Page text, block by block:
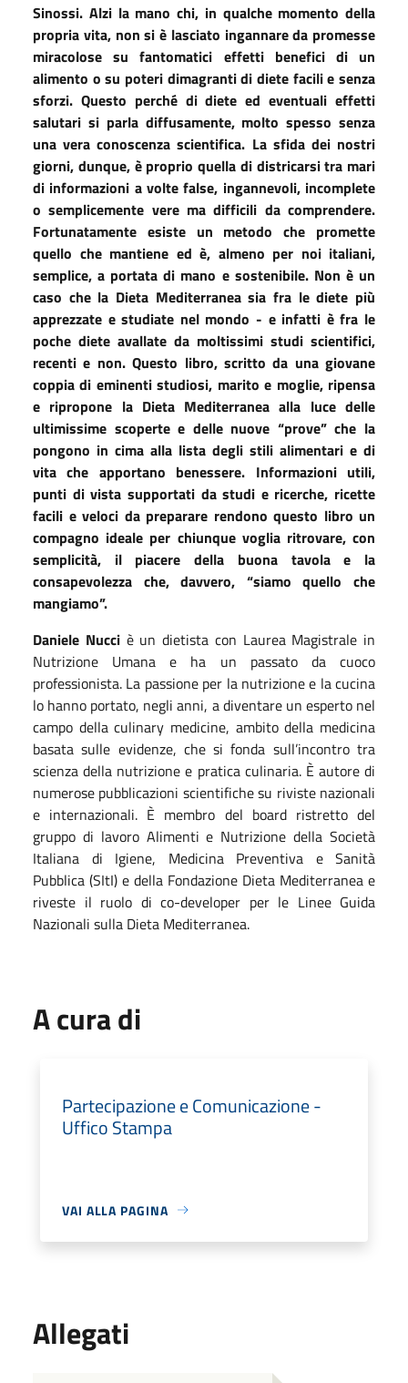
Sinossi. Alzi la mano chi, in qualche momento della
propria vita, non si è lasciato ingannare da promesse
miracolose su fantomatici effetti benefici di un
alimento o su poteri dimagranti di diete facili e senza
sforzi. Questo perché di diete ed eventuali effetti
salutari si parla diffusamente, molto spesso senza
una vera conoscenza scientifica. La sfida dei nostri
giorni, dunque, è proprio quella di districarsi tra mari
di informazioni a volte false, ingannevoli, incomplete
o semplicemente vere ma difficili da comprendere.
Fortunatamente esiste un metodo che promette
quello che mantiene ed è, almeno per noi italiani,
semplice, a portata di mano e sostenibile. Non è un
caso che la Dieta Mediterranea sia fra le diete più
apprezzate e studiate nel mondo - e infatti è fra le
poche diete avallate da moltissimi studi scientifici,
recenti e non. Questo libro, scritto da una giovane
coppia di eminenti studiosi, marito e moglie, ripensa
e ripropone la Dieta Mediterranea alla luce delle
ultimissime scoperte e delle nuove “prove” che la
pongono in cima alla lista degli stili alimentari e di
vita che apportano benessere. Informazioni utili,
punti di vista supportati da studi e ricerche, ricette
facili e veloci da preparare rendono questo libro un
compagno ideale per chiunque voglia ritrovare, con
semplicità, il piacere della buona tavola e la
consapevolezza che, davvero, “siamo quello che
mangiamo”.
Daniele Nucciè un dietista con Laurea Magistrale in
Nutrizione Umana e ha un passato da cuoco
professionista. La passione per la nutrizione e la cucina
lo hanno portato, negli anni, a diventare un esperto nel
campo della culinary medicine, ambito della medicina
basata sulle evidenze, che si fonda sull’incontro tra
scienza della nutrizione e pratica culinaria. È autore di
numerose pubblicazioni scientifiche su riviste nazionali
e internazionali. È membro del board ristretto del
gruppo di lavoro Alimenti e Nutrizione della Società
Italiana di Igiene, Medicina Preventiva e Sanità
Pubblica (SItI) e della Fondazione Dieta Mediterranea e
riveste il ruolo di co-developer per le Linee Guida
Nazionali sulla Dieta Mediterranea.
A cura di
Partecipazione e Comunicazione -
Uffico Stampa
VAI ALLA PAGINA
Allegati